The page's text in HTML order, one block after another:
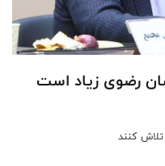
رضوی زیاد است
کنند